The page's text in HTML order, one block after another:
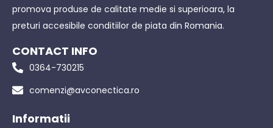
promova produse de calitate medie si superioara, la
preturi accesibile conditiilor de piata din Romania.
CONTACT INFO
0364-730215
comenzi@avconectica.ro
Informatii